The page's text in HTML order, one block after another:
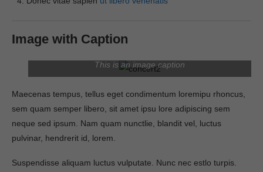
Image with Caption
This is an image caption
Maecenas tempus, tellus eget condimentum loremipu rhoncus,
sem quam semper libero, sit amet ipsu lore adipiscing sem
neque sed ipsum. Nam quam nunctlie, blandit vel, luctus
pulvinar, hendrerit id, lorem.
Suspendisse aliquam luctus vulputate. Nunc nec estlo turpis.